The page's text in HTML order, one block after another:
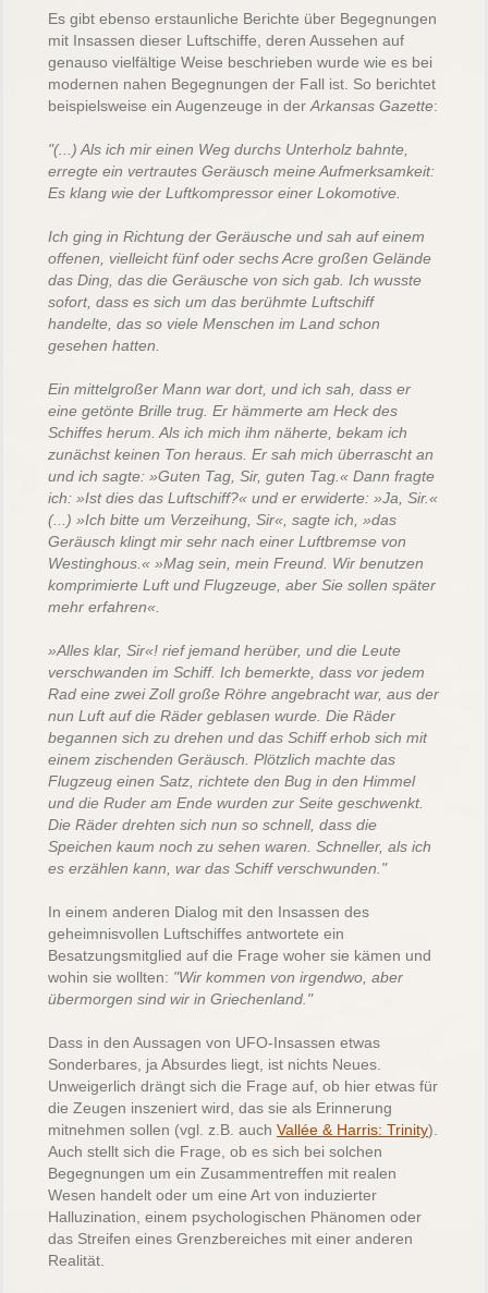
Es gibt ebenso erstaunliche Berichte über Begegnungen
mit Insassen dieser Luftschiffe, deren Aussehen auf
genauso vielfältige Weise beschrieben wurde wie es bei
modernen nahen Begegnungen der Fall ist. So berichtet
beispielsweise ein Augenzeuge in der Arkansas Gazette:
"(...) Als ich mir einen Weg durchs Unterholz bahnte,
erregte ein vertrautes Geräusch meine Aufmerksamkeit:
Es klang wie der Luftkompressor einer Lokomotive.
Ich ging in Richtung der Geräusche und sah auf einem
offenen, vielleicht fünf oder sechs Acre großen Gelände
das Ding, das die Geräusche von sich gab. Ich wusste
sofort, dass es sich um das berühmte Luftschiff
handelte, das so viele Menschen im Land schon
gesehen hatten.
Ein mittelgroßer Mann war dort, und ich sah, dass er
eine getönte Brille trug. Er hämmerte am Heck des
Schiffes herum. Als ich mich ihm näherte, bekam ich
zunächst keinen Ton heraus. Er sah mich überrascht an
und ich sagte: »Guten Tag, Sir, guten Tag.« Dann fragte
ich: »Ist dies das Luftschiff?« und er erwiderte: »Ja, Sir.«
(...) »Ich bitte um Verzeihung, Sir«, sagte ich, »das
Geräusch klingt mir sehr nach einer Luftbremse von
Westinghous.« »Mag sein, mein Freund. Wir benutzen
komprimierte Luft und Flugzeuge, aber Sie sollen später
mehr erfahren«.
»Alles klar, Sir«! rief jemand herüber, und die Leute
verschwanden im Schiff. Ich bemerkte, dass vor jedem
Rad eine zwei Zoll große Röhre angebracht war, aus der
nun Luft auf die Räder geblasen wurde. Die Räder
begannen sich zu drehen und das Schiff erhob sich mit
einem zischenden Geräusch. Plötzlich machte das
Flugzeug einen Satz, richtete den Bug in den Himmel
und die Ruder am Ende wurden zur Seite geschwenkt.
Die Räder drehten sich nun so schnell, dass die
Speichen kaum noch zu sehen waren. Schneller, als ich
es erzählen kann, war das Schiff verschwunden."
In einem anderen Dialog mit den Insassen des
geheimnisvollen Luftschiffes antwortete ein
Besatzungsmitglied auf die Frage woher sie kämen und
wohin sie wollten: "Wir kommen von irgendwo, aber
übermorgen sind wir in Griechenland."
Dass in den Aussagen von UFO-Insassen etwas
Sonderbares, ja Absurdes liegt, ist nichts Neues.
Unweigerlich drängt sich die Frage auf, ob hier etwas für
die Zeugen inszeniert wird, das sie als Erinnerung
mitnehmen sollen (vgl. z.B. auch Vallée & Harris: Trinity).
Auch stellt sich die Frage, ob es sich bei solchen
Begegnungen um ein Zusammentreffen mit realen
Wesen handelt oder um eine Art von induzierter
Halluzination, einem psychologischen Phänomen oder
das Streifen eines Grenzbereiches mit einer anderen
Realität